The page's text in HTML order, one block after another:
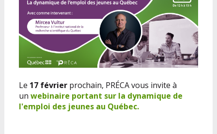
Le 17 févrierprochain, PRÉCA vous invite à
un webinaire portant sur la dynamique de
l'emploi des jeunes au Québec.